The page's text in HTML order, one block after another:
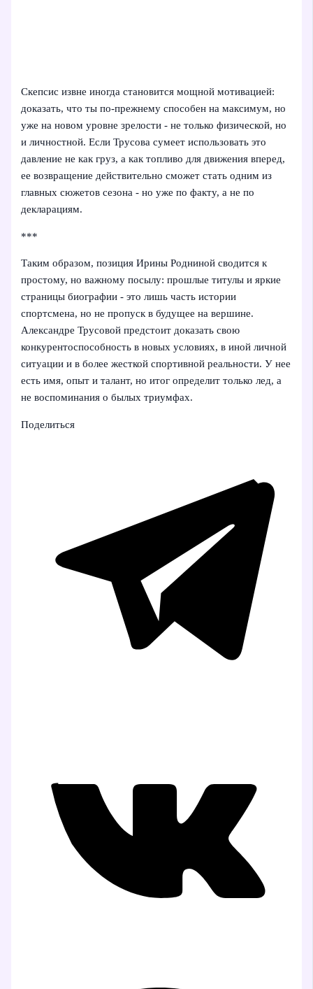
Скепсис извне иногда становится мощной мотивацией:
доказать, что ты по‑прежнему способен на максимум, но
уже на новом уровне зрелости - не только физической, но
и личностной. Если Трусова сумеет использовать это
давление не как груз, а как топливо для движения вперед,
ее возвращение действительно сможет стать одним из
главных сюжетов сезона - но уже по факту, а не по
декларациям.
***
Таким образом, позиция Ирины Родниной сводится к
простому, но важному посылу: прошлые титулы и яркие
страницы биографии - это лишь часть истории
спортсмена, но не пропуск в будущее на вершине.
Александре Трусовой предстоит доказать свою
конкурентоспособность в новых условиях, в иной личной
ситуации и в более жесткой спортивной реальности. У нее
есть имя, опыт и талант, но итог определит только лед, а
не воспоминания о былых триумфах.
Поделиться